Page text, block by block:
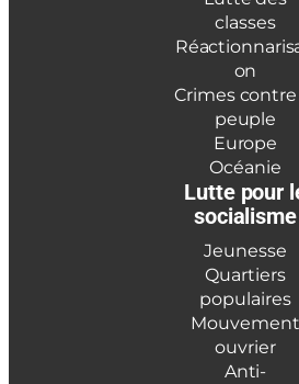
classes
on
Crimes contre
peuple
Europe
Océanie
Lutte pour
socialisme
Jeunesse
Quartiers
populaires
Mouvement
ouvrier
Anti-